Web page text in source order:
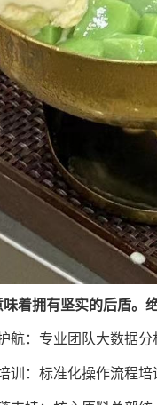
着拥有坚实的后盾。
航： 专业团队大数据分
训：标准化操作流程培